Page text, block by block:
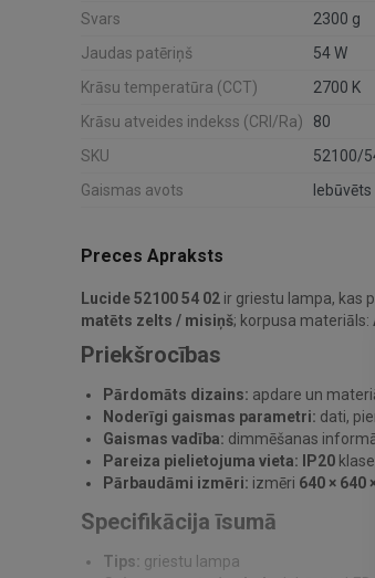
Svars
2300 g
Jaudas patēriņš
54 W
Krāsu temperatūra (CCT)
2700 K
Krāsu atveides indekss (CRI/Ra)
80
SKU
52100/
Gaismas avots
Iebūvēts
Preces Apraksts
Lucide 52100 54 02 ir griestu lampa, kas
matēts zelts / misiņš; korpusa materiāls:
Priekšrocības
Pārdomāts dizains: apdare un
Noderīgi gaismas parametri: dati,
Gaismas vadība: dimmēšanas
Pareiza pielietojuma vieta:
IP20
Pārbaudāmi izmēri: izmēri 640 × 640
Specifikācija īsumā
Tips: griestu lampa